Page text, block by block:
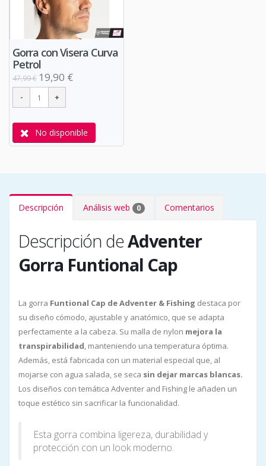
Gorra con Visera Curva
Petrol
47,99 € 19,90 €
No disponible
Descripción Análisis web 0 Comentarios
Descripción deAdventer
Gorra Funtional Cap
La gorra Funtional Cap de Adventer & Fishing destaca por
su diseño cómodo, ajustable y anatómico, que se adapta
perfectamente a la cabeza. Su malla de nylon mejora la
transpirabilidad, manteniendo una temperatura óptima.
Además, está fabricada con un material especial que, al
mojarse con agua salada, se seca sin dejar marcas blancas.
Los diseños con temática Adventer and Fishing le añaden un
toque estético sin sacrificar la funcionalidad.
Esta gorra combina ligereza, durabilidad y
protección con un look moderno.